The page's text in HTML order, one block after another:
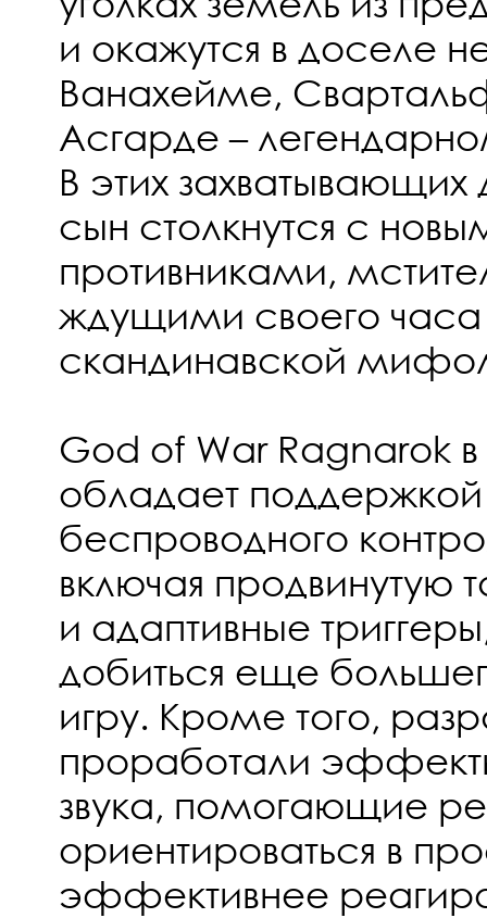
и окажутся в доселе
Ванахейме,
Асгарде –
В этих захватывающих
сын столкнутся с
противниками,
ждущими своего
скандинавской
God of War Ragnarok в
обладает
беспроводного
включая продвинутую
и адаптивные
добиться еще
игру. Кроме того,
проработали
звука, помогающие
ориентироваться в
эффективнее